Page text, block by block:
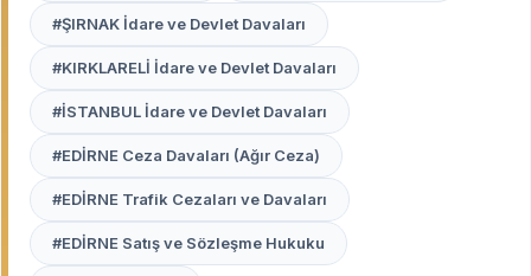
arazilerinin mülkiyet davalarından aile hukukuna
kadar çok çeşitli uzmanlık alanlarını beraberinde
getirir.Edirne uzman avukatları, sınır ötesi hukuki
süreçleri, gümrük rejimlerini ve Edirne Adliyesi’nin
yerel pratiklerini en iyi bilen profesyonellerdir.
Avukat Burada
platformu, Edirne merkezden
Keşan’a, Uzunköprü’den İpsala’ya kadar şehrin her
noktasındaki deneyimli ve güvenilir hukukçuları sizin
için listeler.
#ŞIRNAK İdare ve Devlet Davaları
#KIRKLARELİ İdare ve Devlet Davaları
#İSTANBUL İdare ve Devlet Davaları
#EDİRNE Ceza Davaları (Ağır Ceza)
#EDİRNE Trafik Cezaları ve Davaları
#EDİRNE Satış ve Sözleşme Hukuku